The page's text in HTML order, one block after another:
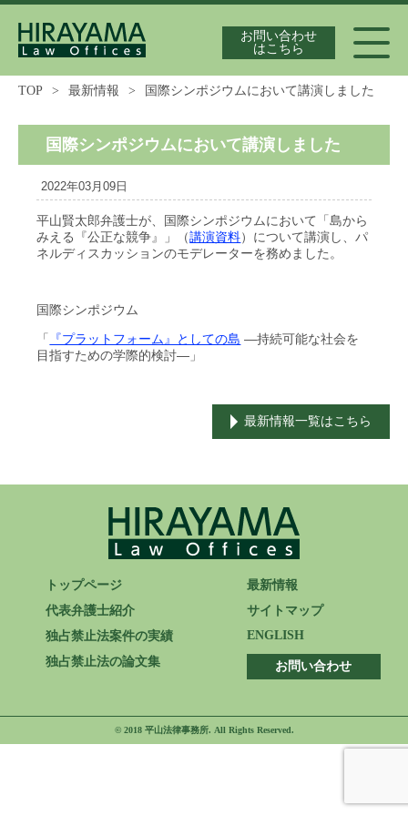
お問い合わせ
はこちら
独占禁止法案件の実績
TOP > 最新情報 > 国際シンポジウムにおいて講演しました
国際シンポジウムにおいて講演しました
2022年03月09日
平山賢太郎弁護士が、国際シンポジウムにおいて「島から
みえる『公正な競争』」（講演資料）について講演し、パ
ネルディスカッションのモデレーターを務めました。
国際シンポジウム
「
『プラットフォーム』としての島 ―持続可能な社会を
目指すための学際的検討―」
最新情報一覧はこちら
トップページ
代表弁護士紹介
独占禁止法案件の実績
独占禁止法の論文集
最新情報
サイトマップ
ENGLISH
お問い合わせ
© 2018 平山法律事務所. All Rights Reserved.